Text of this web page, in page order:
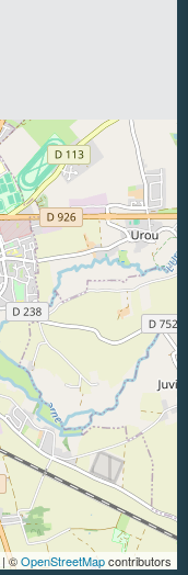
| ©OpenStreetMapcontributors